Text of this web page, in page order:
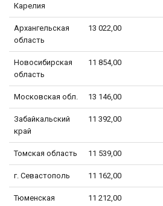
Карелия
Архангельская
область
13 022,00
Новосибирская
область
11 854,00
Московская обл. 13 146,00
Забайкальский
край
11 392,00
Томская область 11 539,00
г. Севастополь 11 162,00
Тюменская
11 212,00